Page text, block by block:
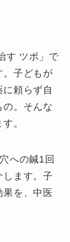
す ツボ」で
。子どもが
頼らず自
。そんな
。
への鍼1回
します。子
果を、中医